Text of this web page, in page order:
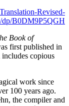
Revised-
dp/B0DM9P5QGH
Book of
first published in
copious
work since
100 years ago.
the compiler and